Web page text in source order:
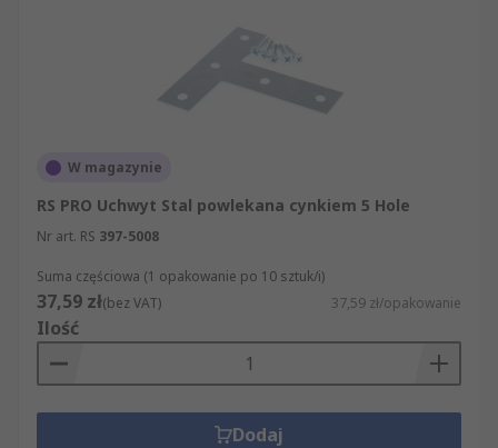
W magazynie
RS PRO Uchwyt Stal powlekana cynkiem 5 Hole
Nr art. RS 397-5008
Suma częściowa (1 opakowanie po 10 sztuk/i)
37,59 zł(bez VAT) 37,59 zł/opakowanie
Ilość
Dodaj